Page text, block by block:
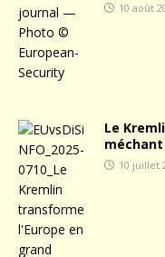
10 août
Le
10 juillet